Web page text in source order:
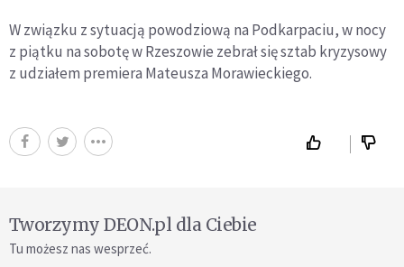
W związku z sytuacją powodziową na Podkarpaciu, w nocy
z piątku na sobotę w Rzeszowie zebrał się sztab kryzysowy
z udziałem premiera Mateusza Morawieckiego.
Tworzymy DEON.pl dla Ciebie
Tu możesz nas wesprzeć.